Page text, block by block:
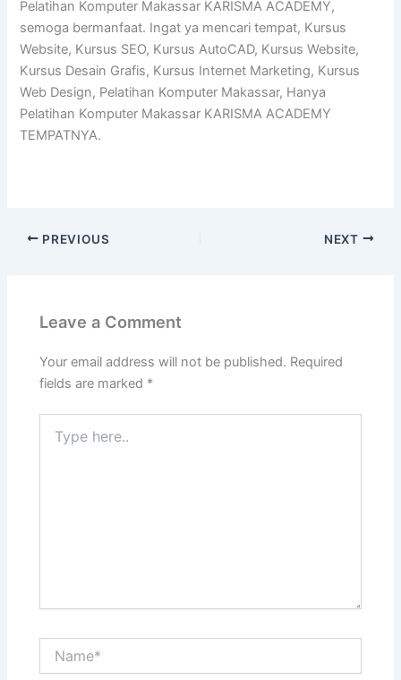
Pelatihan Komputer Makassar KARISMA ACADEMY,
semoga bermanfaat. Ingat ya mencari tempat, Kursus
Website, Kursus SEO, Kursus AutoCAD, Kursus Website,
Kursus Desain Grafis, Kursus Internet Marketing, Kursus
Web Design, Pelatihan Komputer Makassar, Hanya
Pelatihan Komputer Makassar KARISMA ACADEMY
TEMPATNYA.
PREVIOUS NEXT
Leave a Comment
Your email address will not be published. Required
fields are marked *
here..